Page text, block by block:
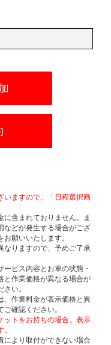
ますので、「日程選択画
含まれておりません。ま
などが発生する場合がござ
願いいたします。
りますので、予めご了承
ビス内容とお車の状態・
と作業価格が異なる場合が
い。
作業料金が表示価格と異
確認ください。
トをお持ちの場合、表示
より取付ができない場合